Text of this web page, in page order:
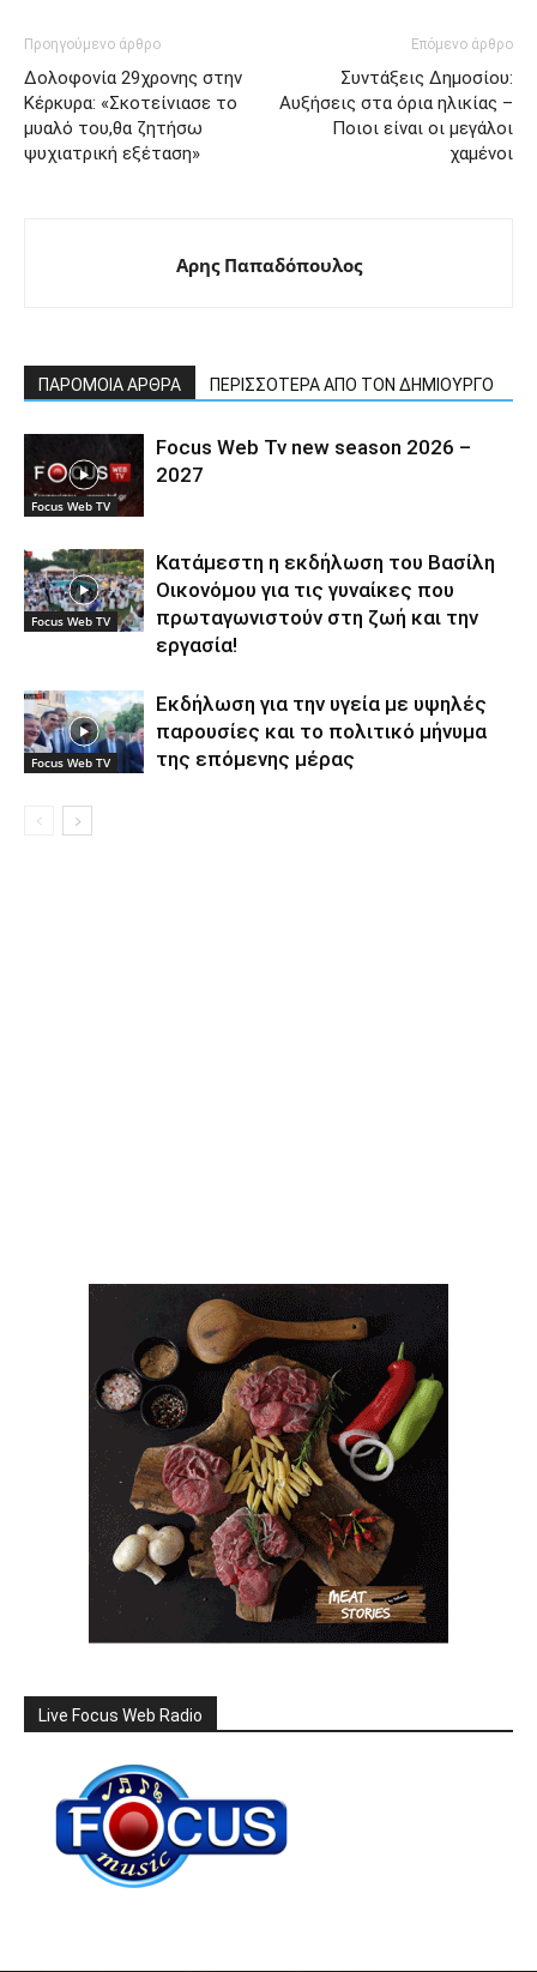
Προηγούμενο άρθρο
Δολοφονία 29χρονης στην
Κέρκυρα: «Σκοτείνιασε το
μυαλό του,θα ζητήσω
ψυχιατρική εξέταση»
Επόμενο άρθρο
Συντάξεις Δημοσίου:
Αυξήσεις στα όρια ηλικίας –
Ποιοι είναι οι μεγάλοι
χαμένοι
Αρης Παπαδόπουλος
ΠΑΡΟΜΟΙΑ ΑΡΘΡΑ ΠΕΡΙΣΣΟΤΕΡΑ ΑΠΟ ΤΟΝ ΔΗΜΙΟΥΡΓΟ
Focus Web TV
Focus Web Tv new season 2026 –
2027
Focus Web TV
Κατάμεστη η εκδήλωση του Βασίλη
Οικονόμου για τις γυναίκες που
πρωταγωνιστούν στη ζωή και την
εργασία!
Focus Web TV
Εκδήλωση για την υγεία με υψηλές
παρουσίες και το πολιτικό μήνυμα
της επόμενης μέρας
Live Focus Web Radio